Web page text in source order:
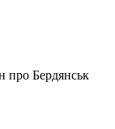
про Бердянськ